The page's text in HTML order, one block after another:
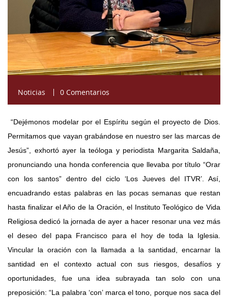
Noticias 0 Comentarios
“Dejémonos modelar por el Espíritu según el proyecto de Dios.
Permitamos que vayan grabándose en nuestro ser las marcas de
Jesús”, exhortó ayer la teóloga y periodista Margarita Saldaña,
pronunciando una honda conferencia que llevaba por título “Orar
con los santos” dentro del ciclo ‘Los Jueves del ITVR’. Así,
encuadrando estas palabras en las pocas semanas que restan
hasta finalizar el Año de la Oración, el Instituto Teológico de Vida
Religiosa dedicó la jornada de ayer a hacer resonar una vez más
el deseo del papa Francisco para el hoy de toda la Iglesia.
Vincular la oración con la llamada a la santidad, encarnar la
santidad en el contexto actual con sus riesgos, desafíos y
oportunidades, fue una idea subrayada tan solo con una
preposición: “La palabra ‘con’ marca el tono, porque nos saca del